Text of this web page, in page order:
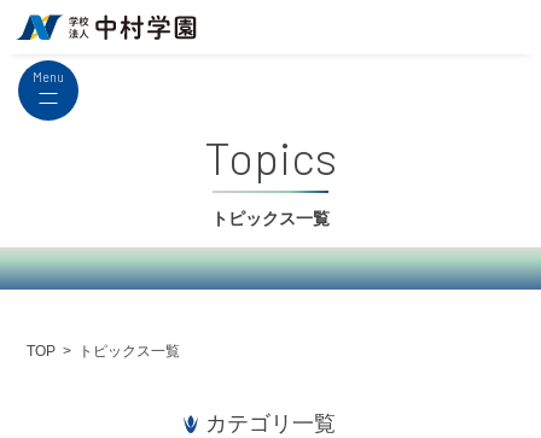
Menu
topics
トピックス一覧
TOP トピックス一覧
カテゴリ一覧